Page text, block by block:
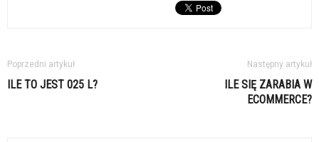
Poprzedni artykuł
ILE TO JEST 025 L?
Następny artykuł
ILE SIĘ ZARABIA W
ECOMMERCE?